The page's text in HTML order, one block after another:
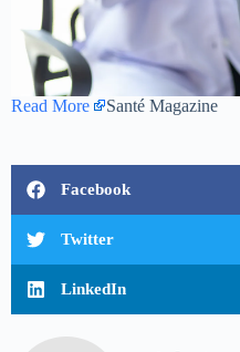
Read More Santé Magazine
Facebook
Twitter
LinkedIn